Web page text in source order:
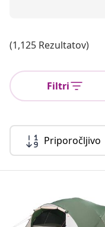
(1,125 Rezultatov)
Filtri
Priporočljivo